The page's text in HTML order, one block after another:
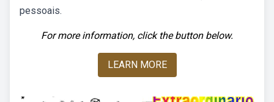
pessoais.
For more information, click the button below.
LEARN MORE